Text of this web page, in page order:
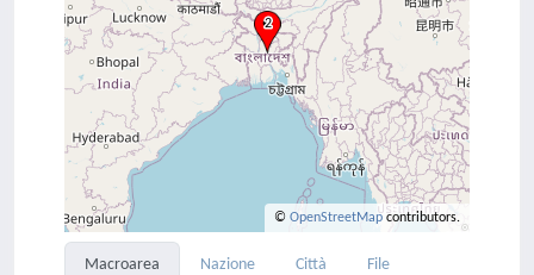
© OpenStreetMap contributors.
Macroarea Nazione Città File